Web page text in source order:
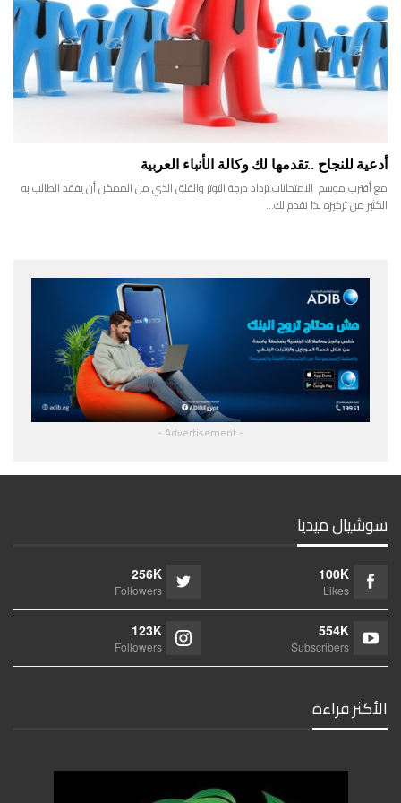
أدعية للنجاح ..تقدمها لك وكالة الأنباء العربية
مع أقترب موسم الامتحانات.تزداد درجة التوتر والقلق الذي من الممكن أن يفقد الطالب به
الكثير من تركيزه لذا نقدم لك…
- Advertisement -
سوشيال ميديا
100K
Likes
256K
Followers
554K
Subscribers
123K
Followers
الأكثر قراءة